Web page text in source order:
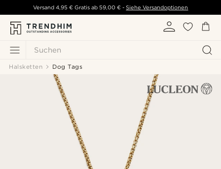
Suchen
Versand 4,95 € Gratis ab 59,00 € - Siehe Versandoptionen
Halsketten Dog Tags